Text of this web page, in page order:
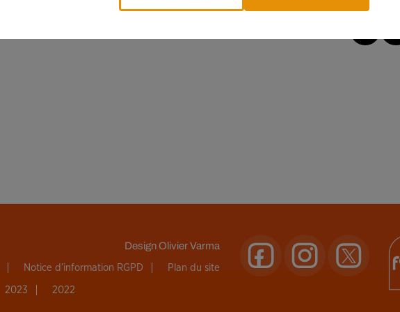
DesignOlivier Varma
Notice d’information RGPD Plan du site
2023 2022